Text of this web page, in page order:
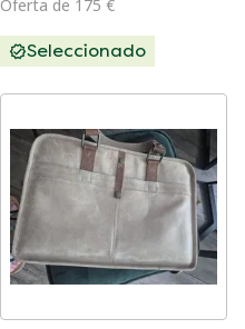
Oferta de 175 €
Seleccionado